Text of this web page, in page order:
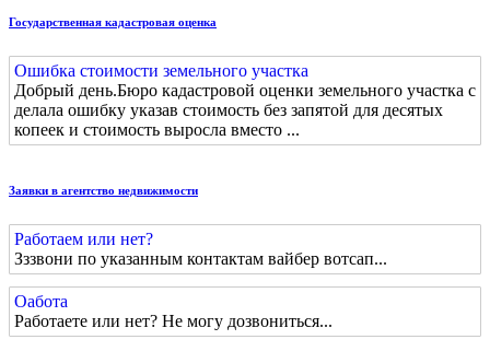
Государственная кадастровая оценка
Ошибка стоимости земельного участка
Добрый день.Бюро кадастровой оценки земельного участка с
делала ошибку указав стоимость без запятой для десятых
копеек и стоимость выросла вместо ...
Заявки в агентство недвижимости
Работаем или нет?
Зззвони по указанным контактам вайбер вотсап...
Оабота
Работаете или нет? Не могу дозвониться...